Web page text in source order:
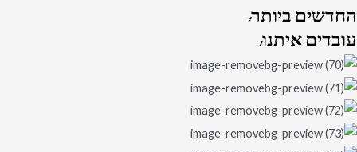
החדשיםביותר:
עובדיםאיתנו: